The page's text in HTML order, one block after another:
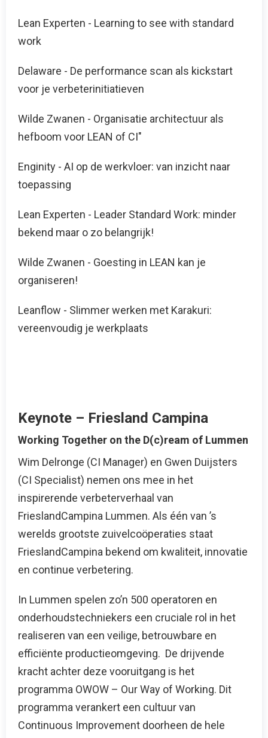
Lean Experten - Learning to see with standard
work
Delaware - De performance scan als kickstart
voor je verbeterinitiatieven
Wilde Zwanen - Organisatie architectuur als
hefboom voor LEAN of CI"
Enginity - AI op de werkvloer: van inzicht naar
toepassing
Lean Experten - Leader Standard Work: minder
bekend maar o zo belangrijk!
Wilde Zwanen - Goesting in LEAN kan je
organiseren!
Leanflow - Slimmer werken met Karakuri:
vereenvoudig je werkplaats
Keynote – Friesland Campina
Working Together on the D(c)ream of Lummen
Wim Delronge (CI Manager) en Gwen Duijsters
(CI Specialist) nemen ons mee in het
inspirerende verbeterverhaal van
FrieslandCampina Lummen. Als één van ’s
werelds grootste zuivelcoöperaties staat
FrieslandCampina bekend om kwaliteit, innovatie
en continue verbetering.
In Lummen spelen zo’n 500 operatoren en
onderhoudstechniekers een cruciale rol in het
realiseren van een veilige, betrouwbare en
efficiënte productieomgeving. De drijvende
kracht achter deze vooruitgang is het
programma OWOW – Our Way of Working. Dit
programma verankert een cultuur van
Continuous Improvement doorheen de hele